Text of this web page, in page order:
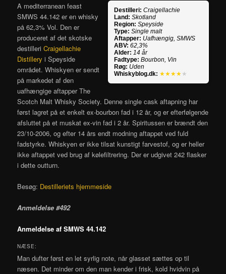
Destilleri: Craigellachie
Land: Skotland
Region: Speyside
Type: Single malt
Aftapper: Uafhængig, SMWS
ABV: 62,3%
Alder: 14 år
Fadtype: Bourbon, Vin
Røg: Uden
Whiskyblog.dk: ★★★★ ★
A mediterranean feast
SMWS 44.142 er en whisky
på 62,3% Vol. Den er
produceret af det skotske
destilleriCraigellachie
Distillery i Speyside
området. Whiskyen er sendt
på markedet af den
uafhængige aftapper The
Scotch Malt Whisky Society. Denne single cask aftapning har
først lagret på et enkelt ex-bourbon fad i 12 år, og er efterfølgende
afsluttet på et muskat ex-vin fad i 2 år. Spiritussen er brændt den
23/10-2006, og efter 14 års endt modning aftappet ved fuld
fadstyrke. Whiskyen er ikke tilsat kunstigt farvestof, og er heller
ikke aftappet ved brug af kølefiltrering. Der er udgivet 242 flasker
i dette outturn.
Besøg: Destilleriets hjemmeside
Anmeldelse #492
Anmeldelse af SMWS 44.142
NÆSE:
Man dufter først en let syrlig note, når glasset sættes op til
næsen. Det minder om den man kender i frisk, kold hvidvin på